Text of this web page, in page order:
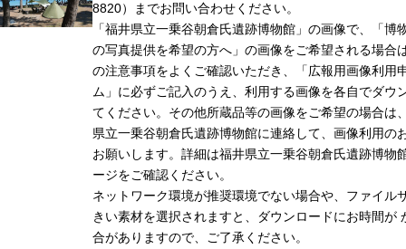
8820）までお問い合わせください。
「福井県立一乗谷朝倉氏遺跡博物館」の画像で、「博
の写真提供を希望の方へ」の画像をご希望される場合
の注意事項をよくご確認いただき、「広報用画像利用
ム」に必ずご記入のうえ、利用する画像を各自でダウ
てください。その他所蔵品等の画像をご希望の場合は
県立一乗谷朝倉氏遺跡博物館に連絡して、画像利用の
お願いします。詳細は福井県立一乗谷朝倉氏遺跡博物
ージをご確認ください。
ネットワーク環境が推奨環境でない場合や、ファイル
きい素材を選択されますと、ダウンロードにお時間が
合がありますので、ご了承ください。